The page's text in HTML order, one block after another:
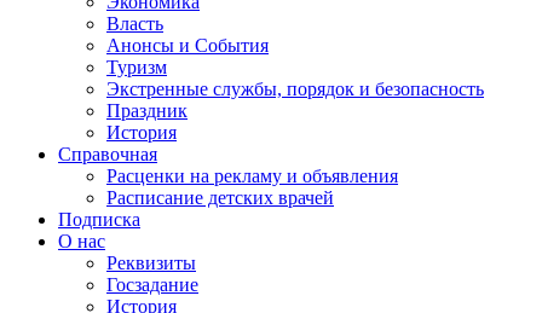
Власть
Анонсы и События
Туризм
Экстренные службы, порядок и безопасность
Праздник
История
Справочная
Расценки на рекламу и объявления
Расписание детских врачей
Подписка
О нас
Реквизиты
Госзадание
История